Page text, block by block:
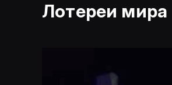
Лотереи мира